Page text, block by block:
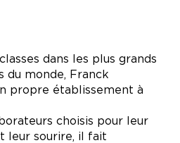
dans les plus grands
du monde, Franck
propre établissement à
choisis pour leur
leur sourire, il fait